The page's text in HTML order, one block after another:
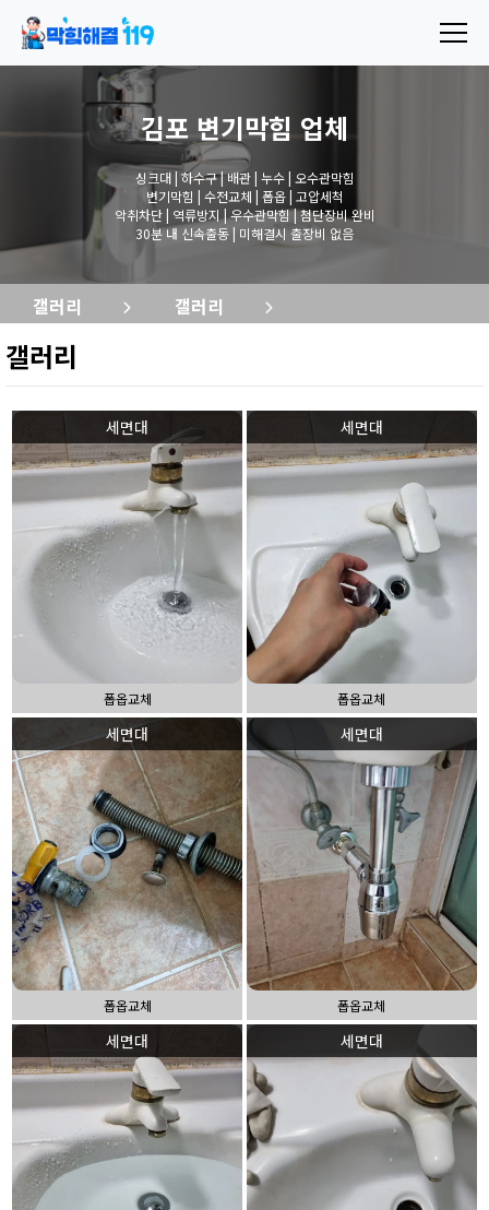
김포 변기막힘 업체
싱크대 | 하수구 | 배관 | 누수 | 오수관막힘
변기막힘 | 수전교체 | 폽옵 | 고압세척
악취차단 | 역류방지 | 우수관막힘 | 첨단장비 완비
30분 내 신속출동 | 미해결시 출장비 없음
갤러리 갤러리
갤러리
세면대
폽옵교체
세면대
폽옵교체
세면대
폽옵교체
세면대
폽옵교체
세면대 세면대